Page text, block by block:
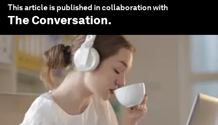
This article is published in collaboration with
The Conversation.